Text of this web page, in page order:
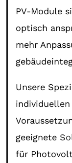
PV-Module
optisch
mehr
Unsere
individuellen
geeignete
für